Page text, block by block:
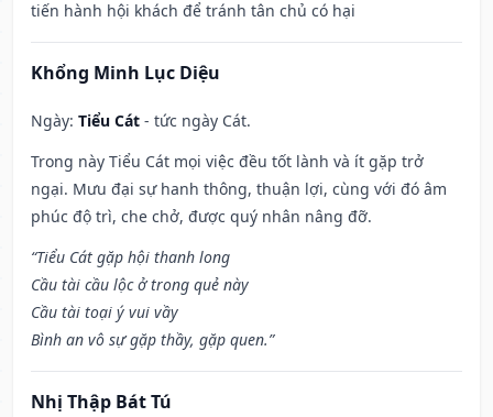
tiến hành hội khách để tránh tân chủ có hại
Khổng Minh Lục Diệu
Ngày: Tiểu Cát - tức ngày Cát.
Trong này Tiểu Cát mọi việc đều tốt lành và ít gặp trở
ngại. Mưu đại sự hanh thông, thuận lợi, cùng với đó âm
phúc độ trì, che chở, được quý nhân nâng đỡ.
“Tiểu Cát gặp hội thanh long
Cầu tài cầu lộc ở trong quẻ này
Cầu tài toại ý vui vầy
Bình an vô sự gặp thầy, gặp quen.”
Nhị Thập Bát Tú